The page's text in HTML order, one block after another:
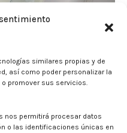
similares propias y de
así como poder personalizar la
promover sus servicios.
nos permitirá procesar datos
o las identificaciones únicas en